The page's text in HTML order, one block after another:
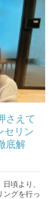
さえて
セリン
底解
頃より、
ングを行っ